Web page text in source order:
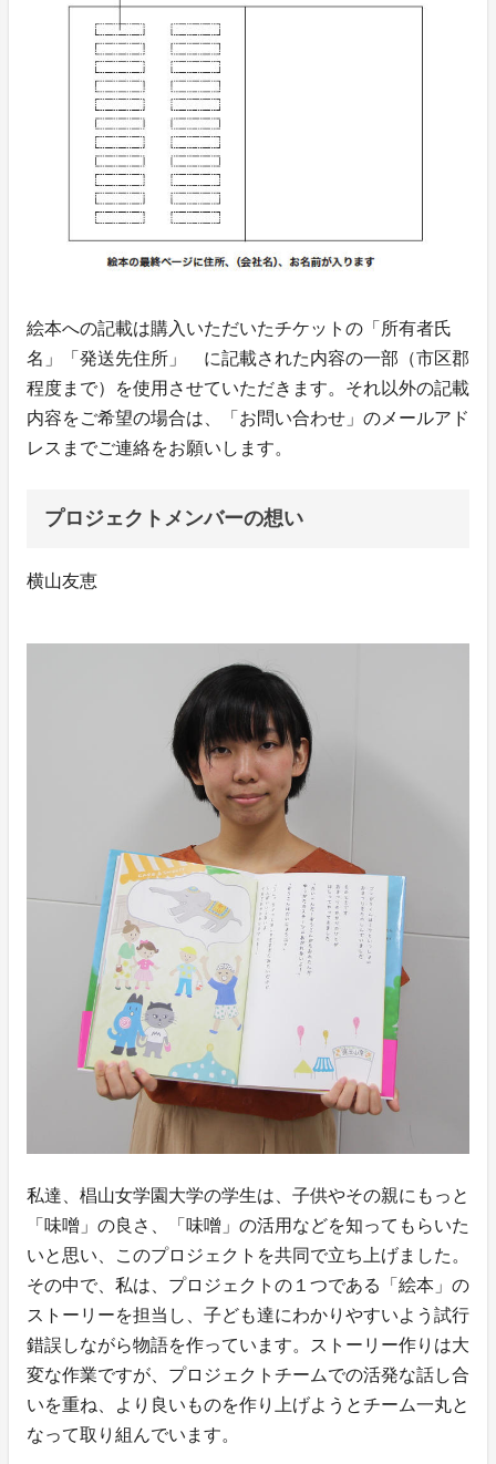
絵本への記載は購入いただいたチケットの「所有者氏
名」「発送先住所」 に記載された内容の一部（市区郡
程度まで）を使用させていただきます。それ以外の記載
内容をご希望の場合は、「お問い合わせ」のメールアド
レスまでご連絡をお願いします。
プロジェクトメンバーの想い
横山友恵
私達、椙山女学園大学の学生は、子供やその親にもっと
「味噌」の良さ、「味噌」の活用などを知ってもらいた
いと思い、このプロジェクトを共同で立ち上げました。
その中で、私は、プロジェクトの１つである「絵本」の
ストーリーを担当し、子ども達にわかりやすいよう試行
錯誤しながら物語を作っています。ストーリー作りは大
変な作業ですが、プロジェクトチームでの活発な話し合
いを重ね、より良いものを作り上げようとチーム一丸と
なって取り組んでいます。